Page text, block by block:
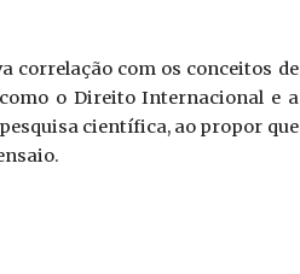
correlação com os conceitos de
o Direito Internacional e a
científica, ao propor que